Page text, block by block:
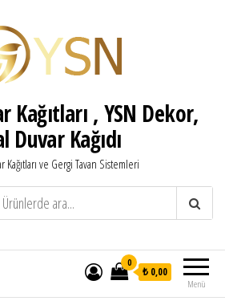
Kağıtları , YSN Dekor,
Duvar Kağıdı
Kağıtları ve Gergi Tavan Sistemleri
Menü
0
₺ 0,00